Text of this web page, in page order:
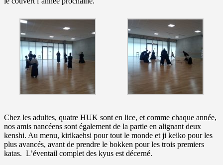
Chez les adultes, quatre HUK sont en lice, et comme chaque année,
nos amis nancéens sont également de la partie en alignant deux
kenshi. Au menu, kirikaehsi pour tout le monde et ji keiko pour les
plus avancés, avant de prendre le bokken pour les trois premiers
katas. L’éventail complet des kyus est décerné.